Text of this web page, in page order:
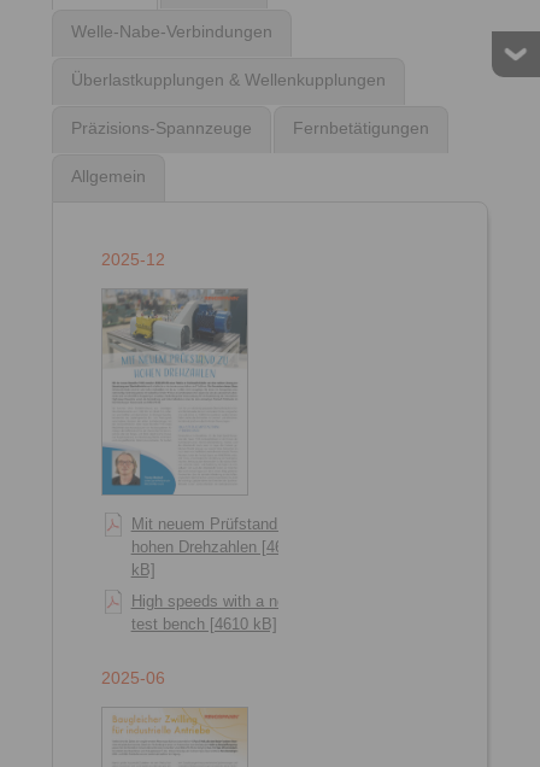
Welle-Nabe-Verbindungen
Überlastkupplungen & Wellenkupplungen
Präzisions-Spannzeuge Fernbetätigungen
Allgemein
2025-12
Mit neuem Prüfstand zu
hohen Drehzahlen [4614
kB]
High speeds with a new
test bench [4610 kB]
2025-06